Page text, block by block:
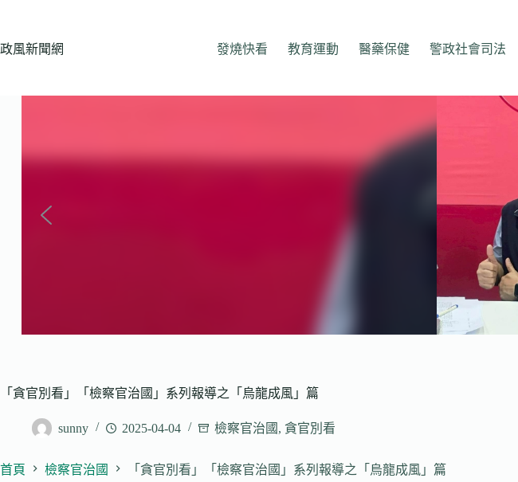
主
政風新聞網 發燒快看 教育運動 醫藥保健 警政社會司法
「貪官別看」「檢察官治國」系列報導之「烏龍成風」篇
sunny 2025-04-04 檢察官治國 , 貪官別看
首頁 檢察官治國 「貪官別看」「檢察官治國」系列報導之「烏龍成風」篇